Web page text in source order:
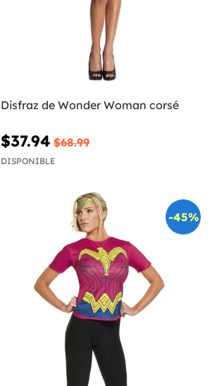
Disfraz de Wonder Woman corsé
$37.94 $68.99
DISPONIBLE
-45%